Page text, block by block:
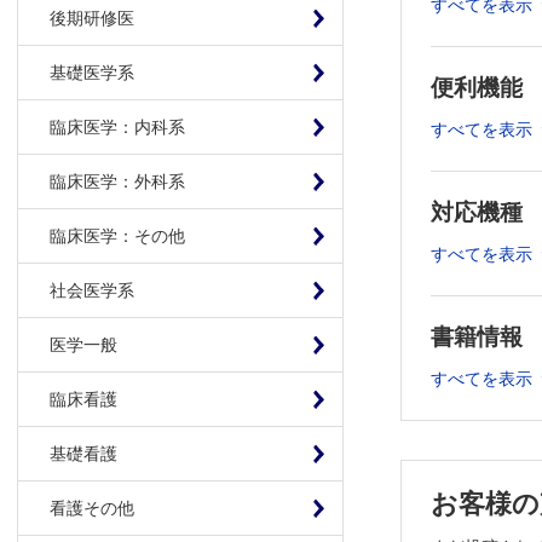
後期研修医
基礎医学系
臨床医学：内科系
臨床医学：外科系
臨床医学：その他
社会医学系
医学一般
臨床看護
基礎看護
看護その他
2 子どもの
5 みんなと
6 みんなと
9 医療的ケ
10 医療的
【連 載】
子どもに薬
こどもまん
すべてを表示
便利機能
すべてを表示
対応機種
すべてを表示
書籍情報
すべてを表示
お客様